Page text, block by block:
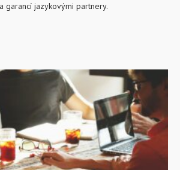
garancí jazykovými partnery.